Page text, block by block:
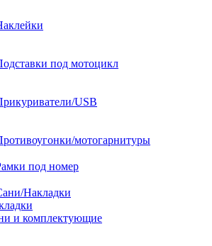
под мотоцикл
USB
мотогарнитуры
под номер
Накладки
и комплектующие